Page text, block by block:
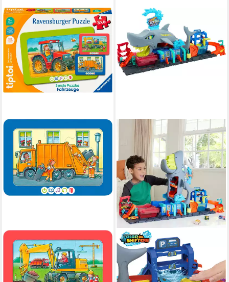
RAVENSBURGER
Puzzle tiptoi® 3 erste Puzzles:
Fahrzeuge, 12 Puzzleteile,
Made in Europe
HOT WHEELS
Spiel-Gebäude Ultimative Hai-
Autowaschanlage City, mit
Farbwechsel-Spielzeugauto